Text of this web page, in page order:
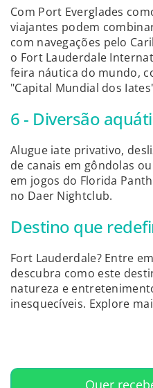
Com Port Everglades
viajantes podem
com navegações pelo
o Fort Lauderdale
feira náutica do mundo,
"Capital Mundial dos
6 - Diversão
Alugue iate privativo,
de canais em gôndolas
em jogos do Florida
no Daer Nightclub.
Destino que
Fort Lauderdale? Entre
descubra como este
natureza e
inesquecíveis. Explore
Quer